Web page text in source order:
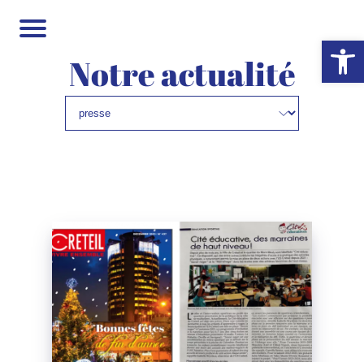
Ouvrir
Notre actualité